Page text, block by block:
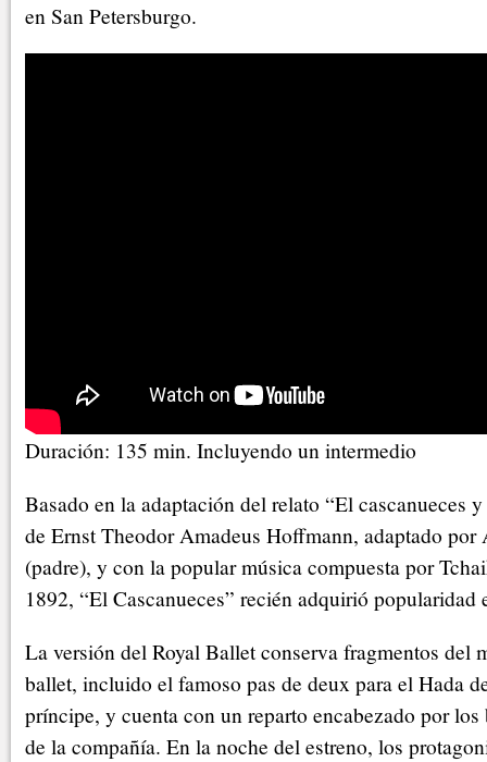
en San Petersburgo.
Duración: 135 min. Incluyendo un intermedio
Basado en la adaptación del relato “El cascanueces
de Ernst Theodor Amadeus Hoffmann, adaptado por
(padre), y con la popular música compuesta por
1892, “El Cascanueces” recién adquirió popularidad
La versión del Royal Ballet conserva fragmentos del
ballet, incluido el famoso pas de deux para el Hada
príncipe, y cuenta con un reparto encabezado por
de la compañía. En la noche del estreno, los